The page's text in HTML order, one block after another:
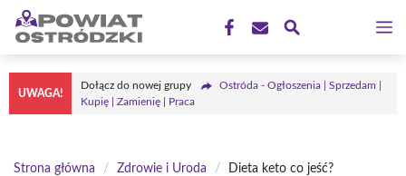
Przejdź
treści
UWAGA!
Dołącz do nowej grupy
Ostróda - Ogłoszenia | Sprzedam |
Kupię | Zamienię | Praca
Strona główna / Zdrowie i Uroda /
Dieta keto co jeść?